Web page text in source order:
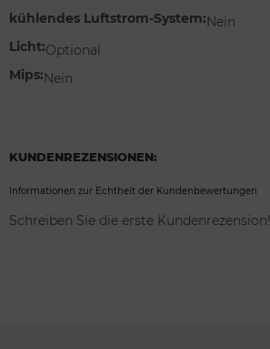
kühlendes Luftstrom-System:Nein
Licht:Optional
Mips:Nein
KUNDENREZENSIONEN:
Informationen zur Echtheit der Kundenbewertungen
Schreiben Sie die erste Kundenrezension!